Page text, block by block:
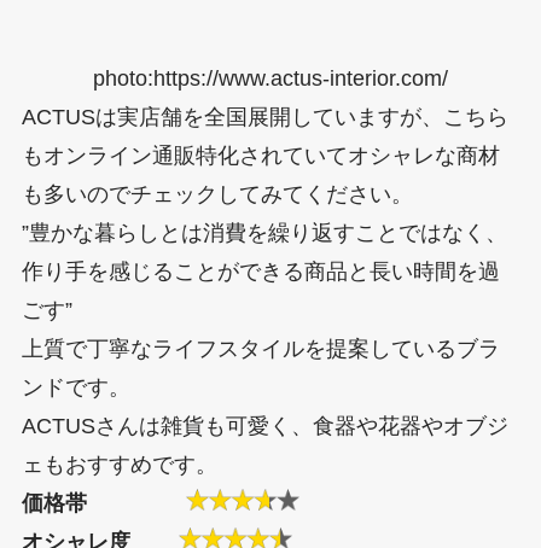
photo:https://www.actus-interior.com/
ACTUSは実店舗を全国展開していますが、こちら
もオンライン通販特化されていてオシャレな商材
も多いのでチェックしてみてください。
”豊かな暮らしとは消費を繰り返すことではなく、
作り手を感じることができる商品と長い時間を過
ごす”
上質で丁寧なライフスタイルを提案しているブラ
ンドです。
ACTUSさんは雑貨も可愛く、食器や花器やオブジ
ェもおすすめです。
価格帯
オシャレ度